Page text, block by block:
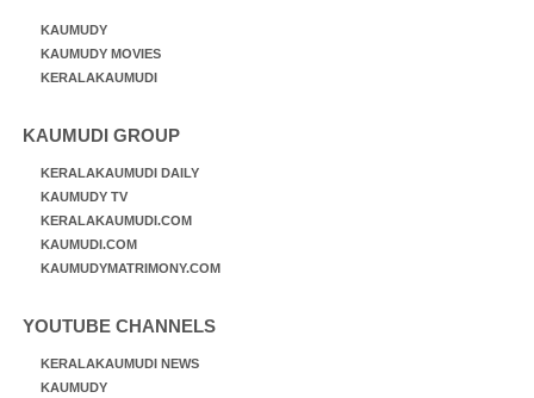
KAUMUDY
KAUMUDY MOVIES
KERALAKAUMUDI
KAUMUDI GROUP
KERALAKAUMUDI DAILY
KAUMUDY TV
KERALAKAUMUDI.COM
KAUMUDI.COM
KAUMUDYMATRIMONY.COM
YOUTUBE CHANNELS
KERALAKAUMUDI NEWS
KAUMUDY